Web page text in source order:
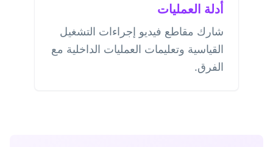
أدلة العمليات
شارك مقاطع فيديو إجراءات التشغيل
القياسية وتعليمات العمليات الداخلية مع
الفرق.